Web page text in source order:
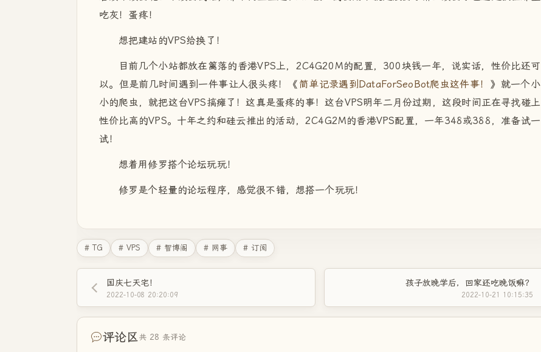
吃灰！蛋疼！
想把建站的VPS给换了！
目前几个小站都放在篱落的香港VPS上，2C4G20M的配置，300块钱一年，说实话，性价比还可
以。但是前几时间遇到一件事让人很头疼！《 简单记录遇到DataForSeoBot爬虫这件事！
》就一个小
小的爬虫，就把这台VPS搞瘫了！这真是蛋疼的事！这台VPS明年二月份过期，这段时间正在寻找碰上
性价比高的VPS。十年之约和硅云推出的活动，2C4G2M的香港VPS配置，一年348或388，准备试一
试！
想着用修罗搭个论坛玩玩！
修罗是个轻量的论坛程序，感觉很不错，想搭一个玩玩！
# TG # VPS # 智博阁 # 网事 # 订阅
国庆七天宅！
2022-10-08 20:20:09
孩子放晚学后，回家还吃晚饭嘛？
2022-10-21 10:15:35
评论区共 28 条评论